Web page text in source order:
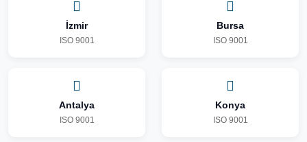
İzmir
ISO 9001
Bursa
ISO 9001
Antalya
ISO 9001
Konya
ISO 9001